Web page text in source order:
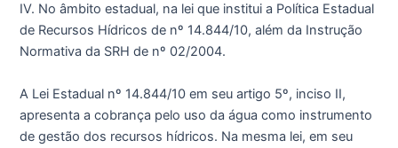
IV. No âmbito estadual, na lei que institui a Política Estadual
de Recursos Hídricos de nº 14.844/10, além da Instrução
Normativa da SRH de nº 02/2004.
A Lei Estadual nº 14.844/10 em seu artigo 5º, inciso II,
apresenta a cobrança pelo uso da água como instrumento
de gestão dos recursos hídricos. Na mesma lei, em seu